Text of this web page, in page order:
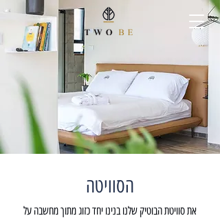
הסוויטה
את סוויטת הבוטיק שלנו בנינו יחד כזוג מתוך מחשבה על